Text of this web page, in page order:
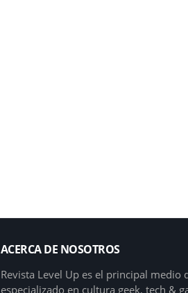
ACERCA DE NOSOTROS
Revista Level Up es el principal medio
especializado en cultura geek, tech &